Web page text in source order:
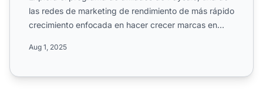
las redes de marketing de rendimiento de más rápido
crecimiento enfocada en hacer crecer marcas en
Aug 1, 2025